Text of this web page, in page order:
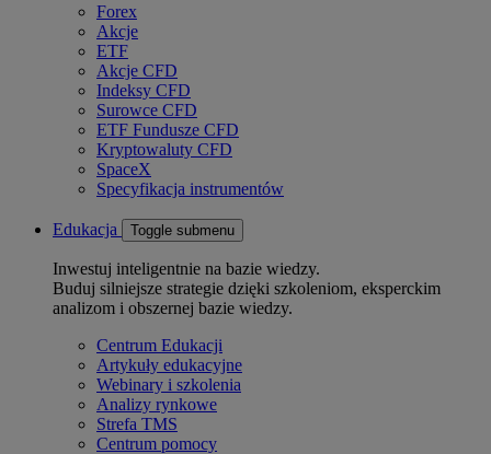
Forex
Akcje
ETF
Akcje CFD
Indeksy CFD
Surowce CFD
ETF Fundusze CFD
Kryptowaluty CFD
SpaceX
Specyfikacja instrumentów
Edukacja Toggle submenu
Inwestuj inteligentnie na bazie wiedzy.
Buduj silniejsze strategie dzięki szkoleniom, eksperckim
analizom i obszernej bazie wiedzy.
Centrum Edukacji
Artykuły edukacyjne
Webinary i szkolenia
Analizy rynkowe
Strefa TMS
Centrum pomocy